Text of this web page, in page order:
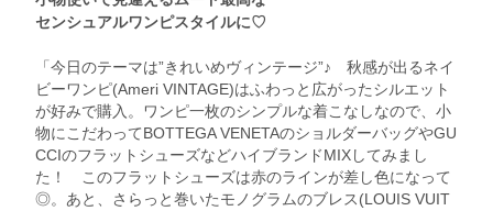
センシュアルワンピスタイルに♡
「今日のテーマは”きれいめヴィンテージ”♪ 秋感が出るネイ
ビーワンピ(Ameri VINTAGE)はふわっと広がったシルエット
が好みで購入。ワンピ一枚のシンプルな着こなしなので、小
物にこだわってBOTTEGA VENETAのショルダーバッグやGU
CCIのフラットシューズなどハイブランドMIXしてみまし
た！ このフラットシューズは赤のラインが差し色になって
◎。あと、さらっと巻いたモノグラムのブレス(LOUIS VUIT